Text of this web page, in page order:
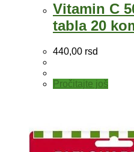
Vitamin C
tabla 20
440,00 rsd
Pročitajte još